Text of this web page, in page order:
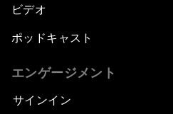
ビデオ
ポッドキャスト
エンゲージメント
サインイン